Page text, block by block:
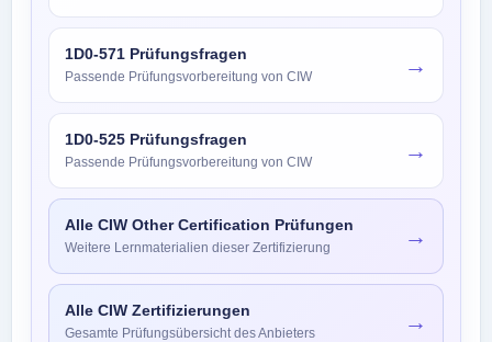
1D0-571 Prüfungsfragen
Passende Prüfungsvorbereitung von CIW →
1D0-525 Prüfungsfragen
Passende Prüfungsvorbereitung von CIW →
Alle CIW Other Certification Prüfungen
Weitere Lernmaterialien dieser Zertifizierung →
Alle CIW Zertifizierungen
Gesamte Prüfungsübersicht des Anbieters →